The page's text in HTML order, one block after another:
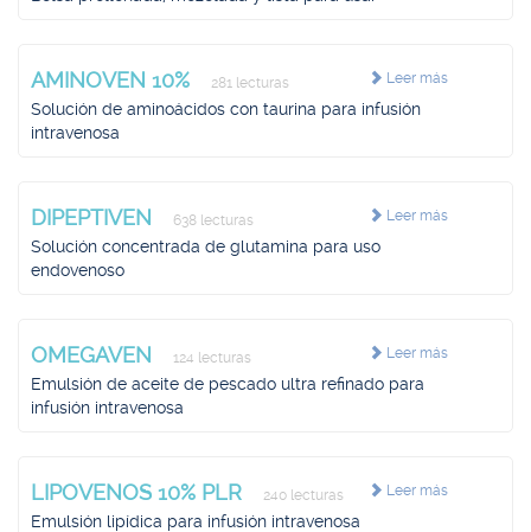
Leer más
AMINOVEN 10% 281 lecturas
Solución de aminoácidos con taurina para infusión
intravenosa
Leer más
DIPEPTIVEN 638 lecturas
Solución concentrada de glutamina para uso
endovenoso
Leer más
OMEGAVEN 124 lecturas
Emulsión de aceite de pescado ultra refinado para
infusión intravenosa
Leer más
LIPOVENOS 10% PLR 240 lecturas
Emulsión lipídica para infusión intravenosa